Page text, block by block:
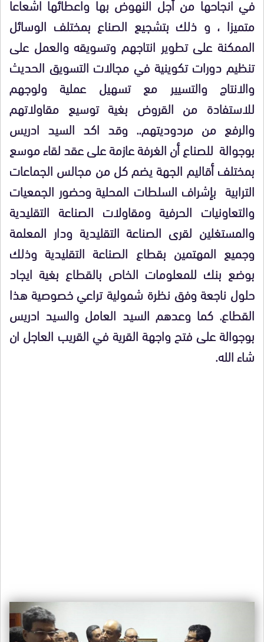
متميزا ، و ذلك بتشجيع الصناع بمختلف الوسائل
الممكنة على تطوير انتاجهم وتسويقه والعمل على
تنظيم دورات تكوينية في مجالات التسويق الحديث
والانتاج والتسيير مع تسهيل عملية ولوجهم
للاستفادة من القروض بغية توسيع مقاولاتهم
والرفع من مردوديتهم.. وقد اكد السيد ادريس
بوجوالة للصناع أن الغرفة عازمة على عقد لقاء موسع
بمختلف أقاليم الجهة يضم كل من مجالس الجماعات
الترابية بإشراف السلطات المحلية وحضور الجمعيات
والتعاونيات الحرفية ومقاولات الصناعة التقليدية
والمستغلين لقرى الصناعة التقليدية ودار المعلمة
وجميع المهتمين بقطاع الصناعة التقليدية وذلك
بوضع بنك للمعلومات الخاص بالقطاع بغية ايجاد
حلول ناجعة وفق نظرة شمولية تراعي خصوصية هذا
القطاع. كما وعدهم السيد العامل والسيد ادريس
بوجوالة على فتح واجهة القرية في القريب العاجل ان
شاء الله.